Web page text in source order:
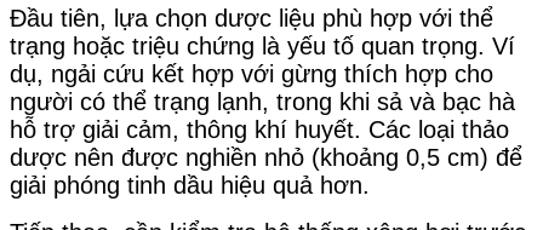
Đầu tiên, lựa chọn dược liệu phù hợp với thể
trạng hoặc triệu chứng là yếu tố quan trọng. Ví
dụ, ngải cứu kết hợp với gừng thích hợp cho
người có thể trạng lạnh, trong khi sả và bạc hà
hỗ trợ giải cảm, thông khí huyết. Các loại thảo
dược nên được nghiền nhỏ (khoảng 0,5 cm) để
giải phóng tinh dầu hiệu quả hơn.